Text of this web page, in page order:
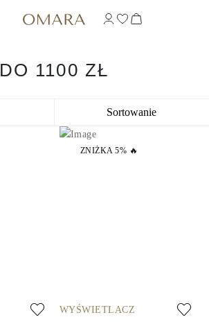
DO 1100 ZŁ
Sortowanie
ZNIŻKA 5% 🔥
WYŚWIETLACZ